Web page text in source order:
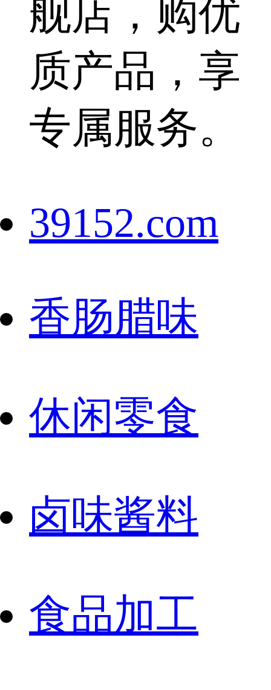
舰店，购优
质产品，享
专属服务。
39152.com
香肠腊味
休闲零食
卤味酱料
食品加工